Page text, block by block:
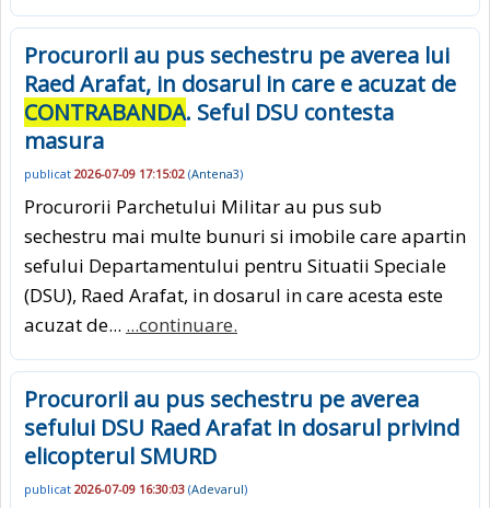
Procurorii au pus sechestru pe averea lui
Raed Arafat, in dosarul in care e acuzat de
CONTRABANDA. Seful DSU contesta
masura
publicat 2026-07-09 17:15:02 (Antena3)
Procurorii Parchetului Militar au pus sub
sechestru mai multe bunuri si imobile care apartin
sefului Departamentului pentru Situatii Speciale
(DSU), Raed Arafat, in dosarul in care acesta este
acuzat de... ...continuare.
Procurorii au pus sechestru pe averea
sefului DSU Raed Arafat in dosarul privind
elicopterul SMURD
publicat 2026-07-09 16:30:03 (Adevarul)